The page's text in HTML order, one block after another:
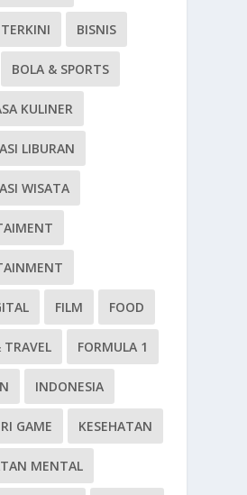
BISNIS
BOLA & SPORTS
KULINER
LIBURAN
WISATA
FILM FOOD
TRAVEL FORMULA 1
INDONESIA
GAME KESEHATAN
MENTAL